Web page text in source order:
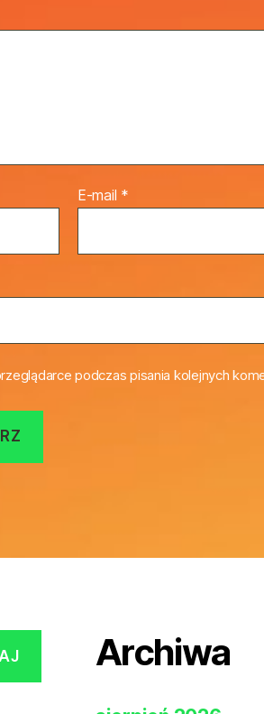
E-mail *
podczas pisania kolejnych
Archiwa